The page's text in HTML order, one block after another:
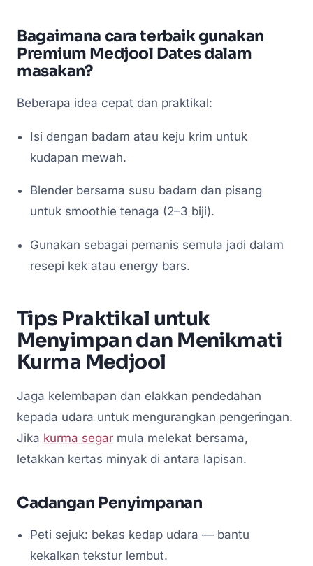
Bagaimana cara terbaik gunakan
Premium Medjool Dates dalam
masakan?
Beberapa idea cepat dan praktikal:
Isi dengan badam atau keju krim untuk
kudapan mewah.
Blender bersama susu badam dan pisang
untuk smoothie tenaga (2–3 biji).
Gunakan sebagai pemanis semula jadi dalam
resepi kek atau energy bars.
Tips Praktikal untuk
Menyimpan dan Menikmati
Kurma Medjool
Jaga kelembapan dan elakkan pendedahan
kepada udara untuk mengurangkan pengeringan.
Jika kurma segar mula melekat bersama,
letakkan kertas minyak di antara lapisan.
Cadangan Penyimpanan
Peti sejuk: bekas kedap udara — bantu
kekalkan tekstur lembut.